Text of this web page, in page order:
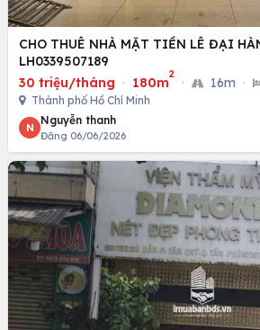
CHO THUÊ NHÀ MẶT TIỀN LÊ ĐẠI
LH0339507189
30 triệu/tháng · 180m
2
· 16m ·
Thành phố Hồ Chí Minh
N
Nguyễn thanh
Đăng 06/06/2026